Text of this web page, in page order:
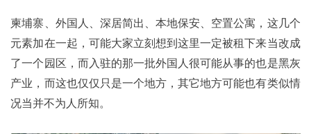
柬埔寨、外国人、深居简出、本地保安、空置公寓，这几个
元素加在一起，可能大家立刻想到这里一定被租下来当改成
了一个园区，而入驻的那一批外国人很可能从事的也是黑灰
产业，而这也仅仅只是一个地方，其它地方可能也有类似情
况当并不为人所知。